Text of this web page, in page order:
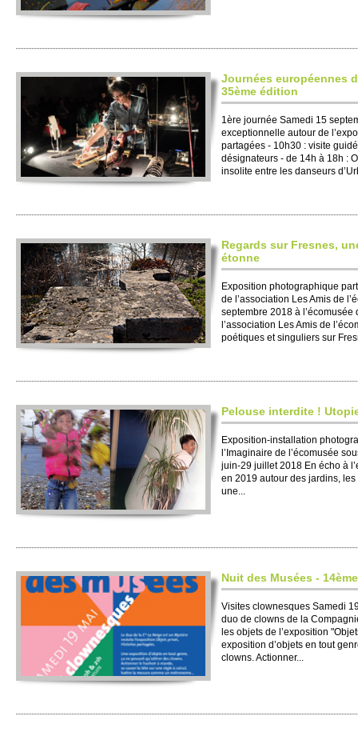
Journées européennes
35ème édition
1ère journée Samedi 15
exceptionnelle autour de
partagées - 10h30 : visite
désignateurs - de 14h à 18h :
insolite entre les danseurs
Regards sur Fresnes,
étonne
Exposition photographique
de l’association Les Amis de
septembre 2018 à
l’association Les Amis de
poétiques et singuliers sur
Pelouse interdite !
Exposition-installation
l’Imaginaire de l’écomusée
juin-29 juillet 2018 En écho à
en 2019 autour des jardins,
une...
Nuit des Musées -
Visites clownesques Samedi
duo de clowns de la
les objets de l’exposition
exposition d’objets en tout
clowns. Actionner...